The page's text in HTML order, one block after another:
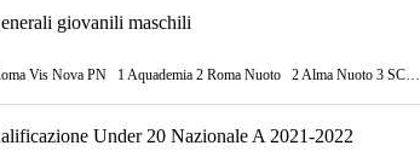
giovanili maschili
Vis Nova PN 1 Aquademia 2 Roma Nuoto 2 Alma Nuoto 3 SC…
Under 20 Nazionale A 2021-2022